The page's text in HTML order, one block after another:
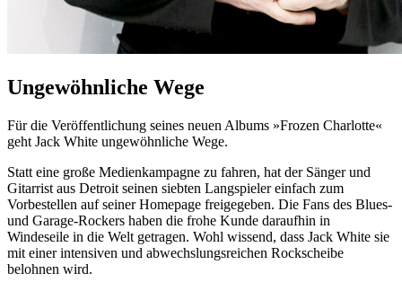
Ungewöhnliche Wege
Für die Veröffentlichung seines neuen Albums »Frozen Charlotte«
geht Jack White ungewöhnliche Wege.
Statt eine große Medienkampagne zu fahren, hat der Sänger und
Gitarrist aus Detroit seinen siebten Langspieler einfach zum
Vorbestellen auf seiner Homepage freigegeben. Die Fans des Blues-
und Garage-Rockers haben die frohe Kunde daraufhin in
Windeseile in die Welt getragen. Wohl wissend, dass Jack White sie
mit einer intensiven und abwechslungsreichen Rockscheibe
belohnen wird.